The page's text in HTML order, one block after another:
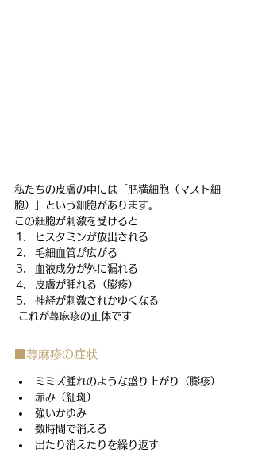
私たちの皮膚の中には「肥満細胞（マスト細
胞）」という細胞があります。
この細胞が刺激を受けると
ヒスタミンが放出される
毛細血管が広がる
血液成分が外に漏れる
皮膚が腫れる（膨疹）
神経が刺激されかゆくなる
これが蕁麻疹の正体です
■蕁麻疹の症状
ミミズ腫れのような盛り上がり（膨疹）
赤み（紅斑）
強いかゆみ
数時間で消える
出たり消えたりを繰り返す